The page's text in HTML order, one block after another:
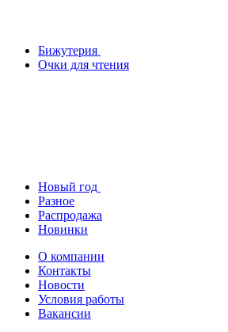
Бижутерия
Очки для чтения
Новый год
Разное
Распродажа
Новинки
О компании
Контакты
Новости
Условия работы
Вакансии